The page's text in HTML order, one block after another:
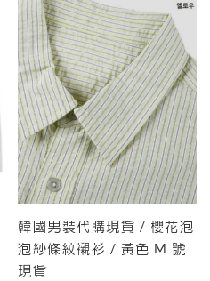
韓國男裝代購現貨 / 櫻花泡
泡紗條紋襯衫 / 黃色 M 號
現貨